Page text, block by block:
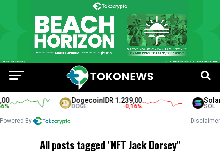
%
DogecoinIDR 1.239,00
DOGE -0,16% SOL
Powered By Disclaimer
All posts tagged "NFT Jack Dorsey"